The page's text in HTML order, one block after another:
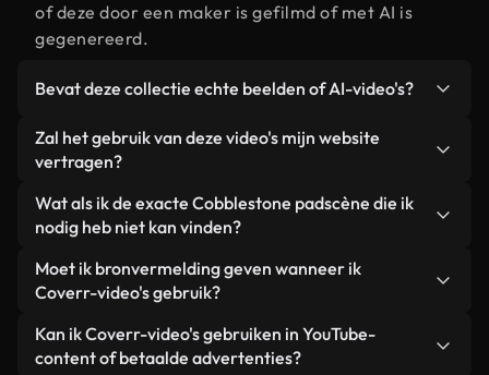
of deze door een maker is gefilmd of met AI is
gegenereerd.
Bevat deze collectie echte beelden of AI-video's?
Beide. Dit is een hybride bibliotheek die bestaat
uit echte, door mensen gefilmde beelden van
gegenereerde video's. Elke video is duidelijk
gelabeld, zodat je altijd weet wat je gebruikt.
Zal het gebruik van deze video's mijn website
vertragen?
Niet als u voor onze geoptimaliseerde versies
kiest. Wij bieden lichtgewicht, webklare formaten
achtergrond. Zo blijft de kwaliteit hoog, worden de
laadtijden geminimaliseerd en worden
statistieken zoals LCP verbeterd.
Wat als ik de exacte Cobblestone padscène die ik
nodig heb niet kan vinden?
Met Coverr AI Studio maak je direct een video.
Beschrijf de scène – bijvoorbeeld "Cobblestone
binnen enkele seconden een gepersonaliseerde
video die voldoet aan onze licentievoorwaarden.
Moet ik bronvermelding geven wanneer ik
Coverr-video's gebruik?
Naamsvermelding is niet vereist. Alle video's in
onze stockbibliotheek zijn royaltyvrij en kunnen
Kan ik Coverr-video's gebruiken in YouTube-
content of betaalde advertenties?